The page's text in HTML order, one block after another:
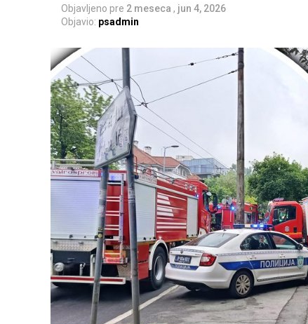
Objavljeno pre 2 meseca , jun 4, 2026
Objavio: psadmin